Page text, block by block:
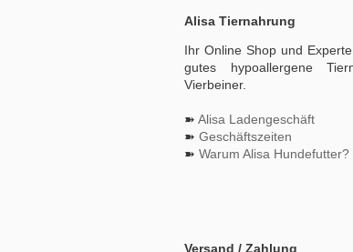
Alisa Tiernahrung
Ihr Online Shop und
gutes hypoallergene
Vierbeiner.
➽ Alisa Ladengeschäft
➽ Geschäftszeiten
➽ Warum Alisa Hundefutter?
Versand / Zahlung